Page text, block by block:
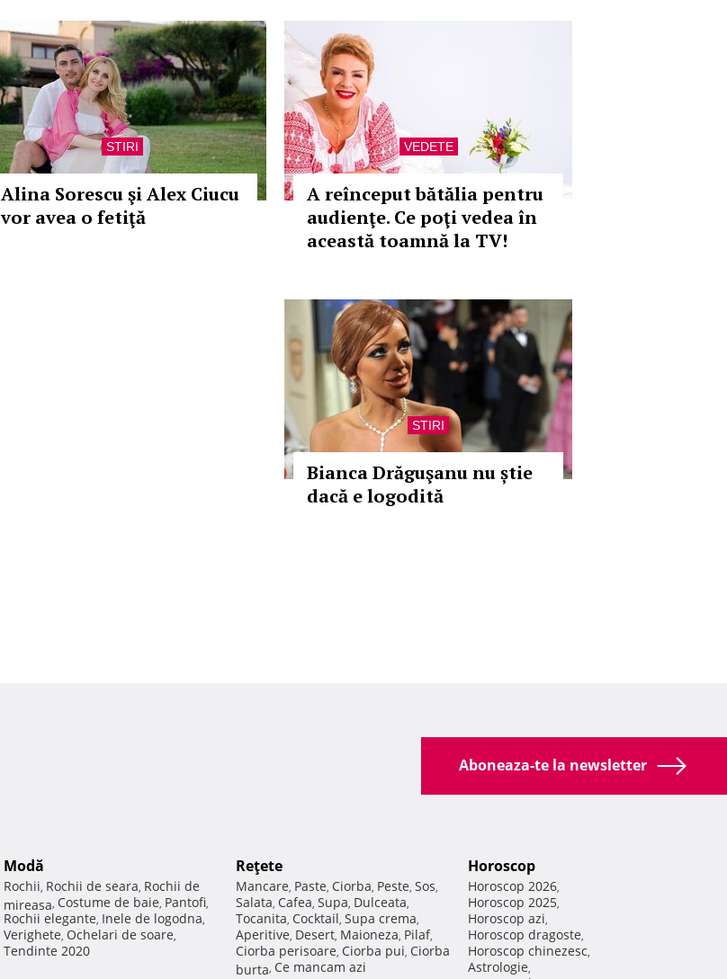
STIRI
Alina Sorescu şi Alex Ciucu
vor avea o fetiţă
VEDETE
A reînceput bătălia pentru
audienţe. Ce poţi vedea în
această toamnă la TV!
STIRI
Bianca Drăguşanu nu știe
dacă e logodită
Aboneaza-te la newsletter
Modă
Rochii, Rochii de seara, Rochii de
mireasa, Costume de baie, Pantofi,
Rochii elegante, Inele de logodna,
Verighete, Ochelari de soare,
Tendinte 2020
Reţete
Mancare, Paste, Ciorba, Peste, Sos,
Salata, Cafea, Supa, Dulceata,
Tocanita, Cocktail, Supa crema,
Aperitive, Desert, Maioneza, Pilaf,
Ciorba perisoare, Ciorba pui, Ciorba
burta, Ce mancam azi
Horoscop
Horoscop 2026,
Horoscop 2025,
Horoscop azi,
Horoscop dragoste,
Horoscop chinezesc,
Astrologie,